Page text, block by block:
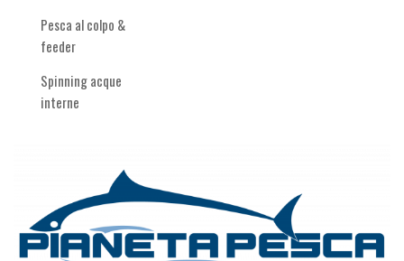
Pesca al colpo &
feeder
Spinning acque
interne